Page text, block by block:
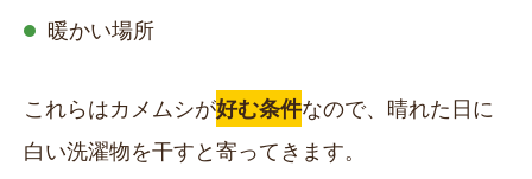
暖かい場所
これらはカメムシが好む条件なので、晴れた日に
白い洗濯物を干すと寄ってきます。